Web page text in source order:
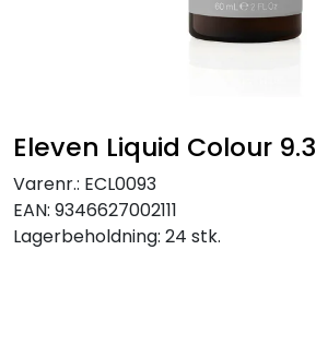
Eleven Liquid Colour 9.3
Varenr.: ECL0093
EAN: 9346627002111
Lagerbeholdning: 24 stk.